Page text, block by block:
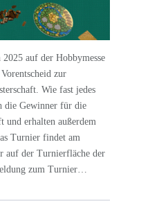
auf der Hobbymesse
zur
Wie fast jedes
die Gewinner für die
und erhalten außerdem
Turnier findet am
auf der Turnierfläche der
zum Turnier…